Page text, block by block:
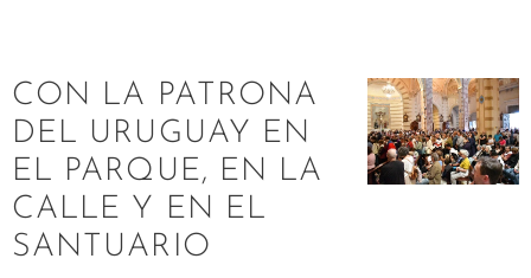
CON LA PATRONA
DEL URUGUAY EN
EL PARQUE, EN LA
CALLE Y EN EL
SANTUARIO